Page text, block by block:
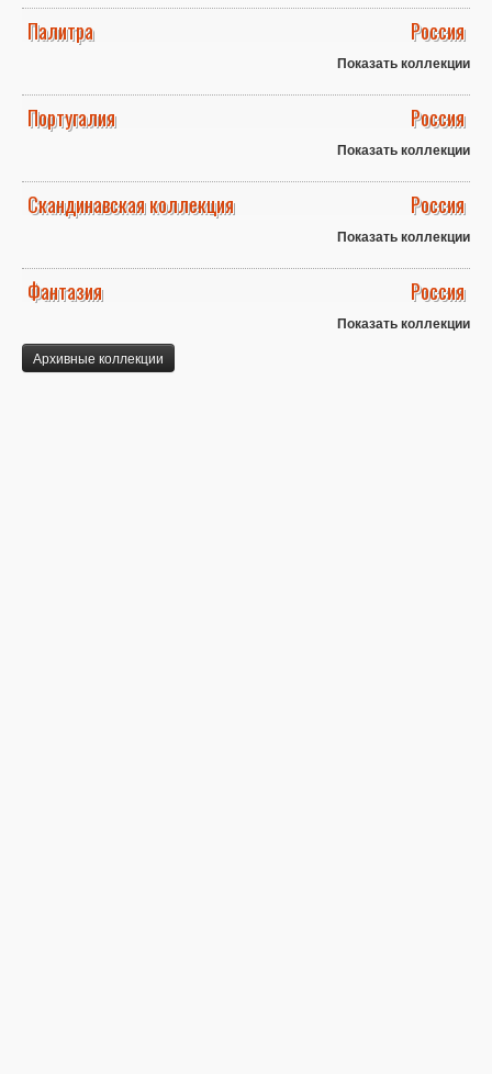
Палитра Россия
Показать коллекции
Португалия Россия
Показать коллекции
Скандинавская коллекция Россия
Показать коллекции
Фантазия Россия
Показать коллекции
Архивные коллекции